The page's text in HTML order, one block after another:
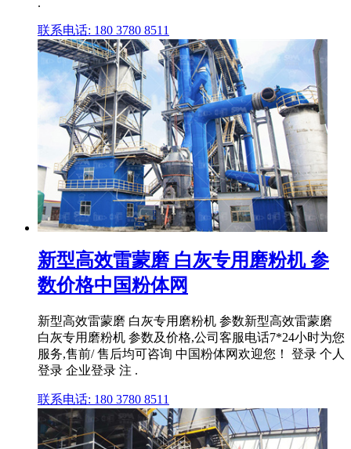
.
联系电话: 180 3780 8511
新型高效雷蒙磨 白灰专用磨粉机 参
数价格中国粉体网
新型高效雷蒙磨 白灰专用磨粉机 参数新型高效雷蒙磨
白灰专用磨粉机 参数及价格,公司客服电话7*24小时为您
服务,售前/ 售后均可咨询 中国粉体网欢迎您！ 登录 个人
登录 企业登录 注 .
联系电话: 180 3780 8511